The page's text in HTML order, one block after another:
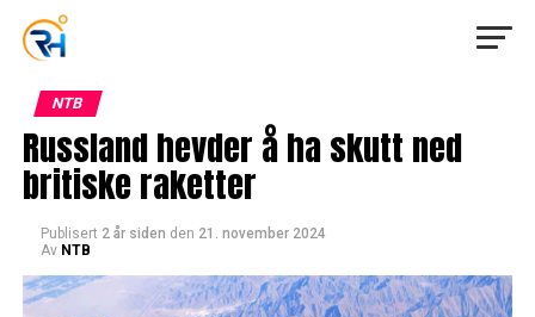
NTB
Russland hevder å ha skutt ned
britiske raketter
Publisert 2 år siden den 21. november 2024
Av NTB